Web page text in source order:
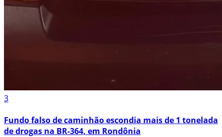
3
Fundo falso de caminhão escondia mais de 1 tonelada
de drogas na BR-364, em Rondônia